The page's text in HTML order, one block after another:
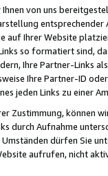
von uns
auf Ihrer Website
so formatiert sind,
Ihre Partner-Links
Ihre Partner-ID
jeden Links zu einer
Zustimmung, können
durch Aufnahme
dürfen Sie
aufrufen, nicht